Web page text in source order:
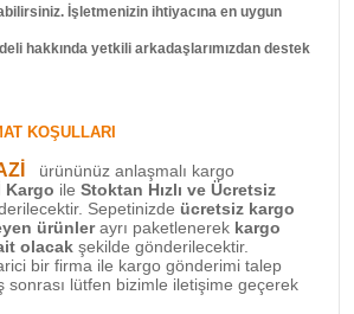
İşletmenizin ihtiyacına en uygun
hakkında yetkili arkadaşlarımızdan destek
KOŞULLARI
ürününüz anlaşmalı kargo
Kargo ile Stoktan Hızlı ve Ücretsiz
Sepetinizde ücretsiz kargo
ürünlerayrı paketlenerek kargo
olacak şekilde gönderilecektir.
bir firma ile kargo gönderimi talep
sonrası lütfen bizimle iletişime geçerek